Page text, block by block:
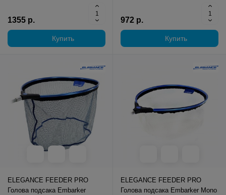
1355 р.
Купить
972 р.
Купить
ELEGANCE FEEDER PRO
Голова подсака Embarker
ELEGANCE FEEDER PRO
Голова подсака Embarker Mono